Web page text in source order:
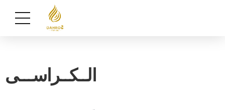
الــكــراســـى